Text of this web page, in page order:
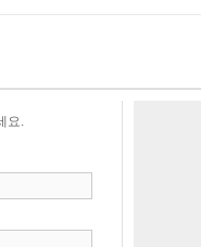
요.